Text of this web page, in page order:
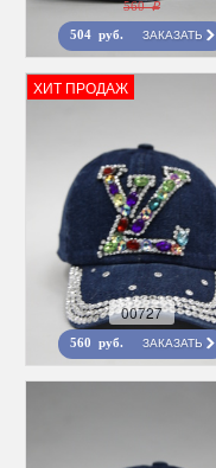
560 r
504 руб. ЗАКАЗАТЬ
ХИТ ПРОДАЖ
00727
560 руб. ЗАКАЗАТЬ